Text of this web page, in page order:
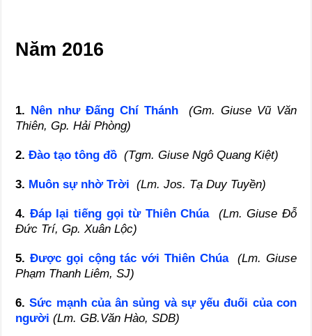
Năm 2016
1. Nên như Đấng Chí Thánh
(Gm. Giuse Vũ Văn
Thiên, Gp. Hải Phòng)
2.Đào tạo tông đồ (Tgm. Giuse Ngô Quang Kiệt)
3. Muôn sự nhờ Trời (Lm. Jos. Tạ Duy Tuyền)
4. Đáp lại tiếng gọi từ Thiên Chúa
(Lm. Giuse Đỗ
Đức Trí, Gp. Xuân Lộc)
5. Được gọi cộng tác với Thiên Chúa
(Lm. Giuse
Phạm Thanh Liêm, SJ)
6.Sức mạnh của ân sủng và sự yếu đuối của con
người (Lm. GB.Văn Hào, SDB)